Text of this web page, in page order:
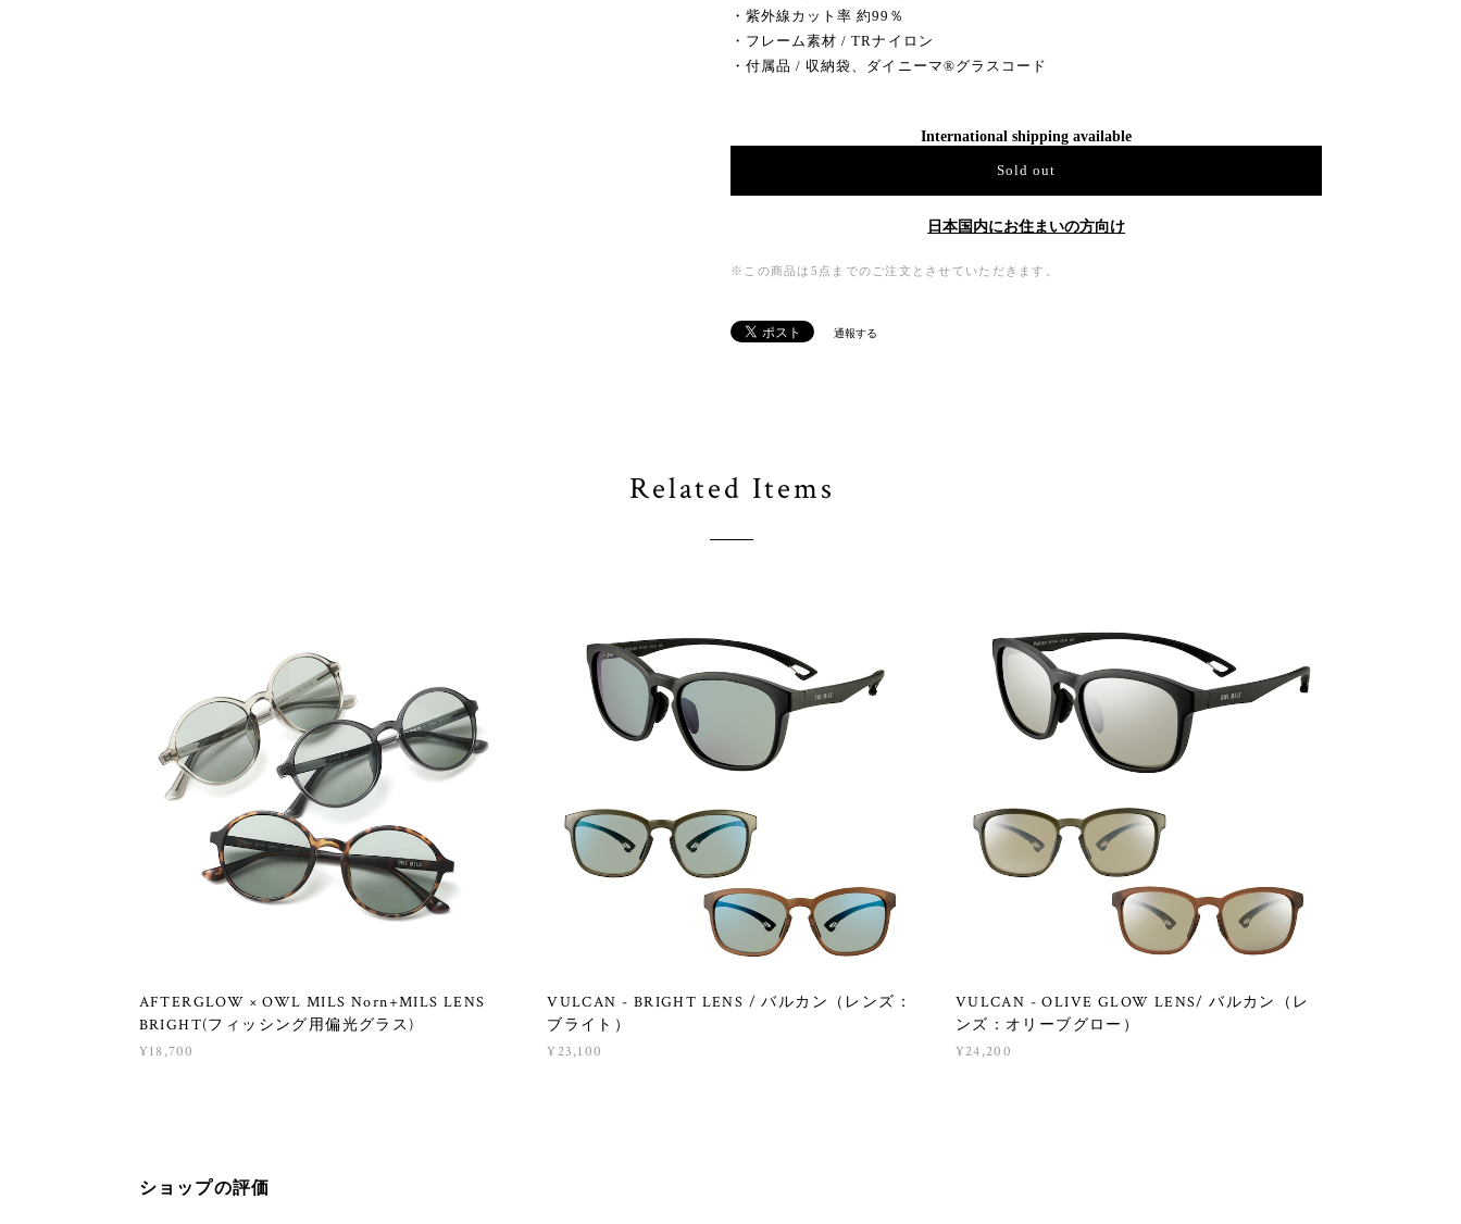
・紫外線カット率 約99％
・フレーム素材 / TRナイロン
・付属品 / 収納袋、ダイニーマ®グラスコード
International shipping available
Sold out
日本国内にお住まいの方向け
※この商品は5点までのご注文とさせていただきます。
通報する
Related Items
AFTERGLOW × OWL MILS Norn+MILS LENS
BRIGHT(フィッシング用偏光グラス)
¥18,700
VULCAN - BRIGHT LENS / バルカン（レンズ：
ブライト）
¥23,100
VULCAN - OLIVE GLOW LENS/ バルカン（レ
ンズ：オリーブグロー）
¥24,200
ショップの評価